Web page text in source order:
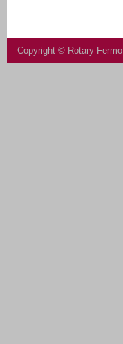
Copyright © Rotary Fermo